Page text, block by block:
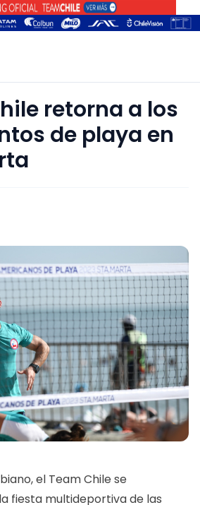
retorna a los
de playa en
el Team Chile se
fiesta multideportiva de las